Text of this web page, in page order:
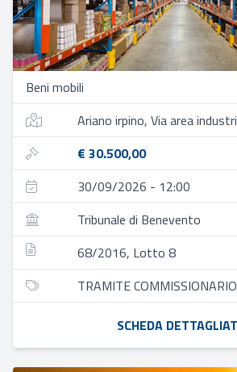
Beni mobili
Ariano irpino, Via area
€ 30.500,00
30/09/2026 - 12:00
Tribunale di Benevento
68/2016, Lotto 8
TRAMITE COMMISSIONARIO
SCHEDA